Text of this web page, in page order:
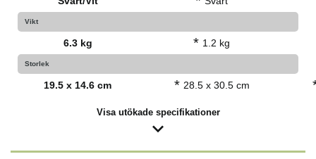
Vikt
6.3 kg * 1.2 kg
Storlek
19.5 x 14.6 cm * 28.5 x 30.5 cm
Visa utökade specifikationer